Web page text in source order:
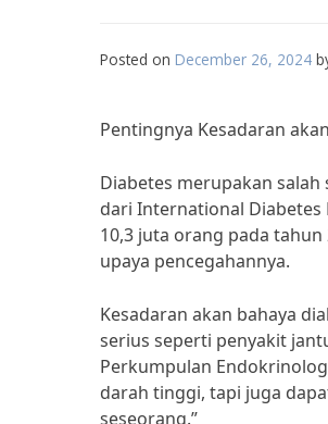
Posted on December 26, 2024
Pentingnya Kesadaran
Diabetes merupakan
dari International Diabetes
10,3 juta orang pada
upaya pencegahannya.
Kesadaran akan bahaya
serius seperti penyakit
Perkumpulan
darah tinggi, tapi juga
seseorang.”